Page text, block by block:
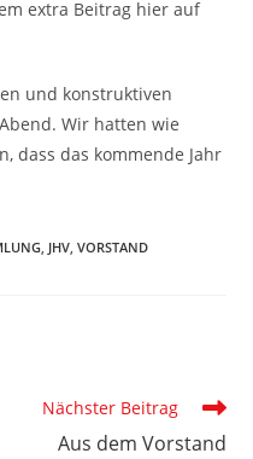
extra Beitrag hier auf
und konstruktiven
Wir hatten wie
dass das kommende Jahr
, JHV, VORSTAND
Nächster Beitrag
Aus dem Vorstand